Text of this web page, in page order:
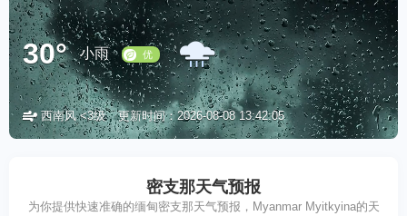
30° 小雨
优
西南风 <3级 更新时间：2026-08-08 13:42:05
密支那天气预报
为你提供快速准确的缅甸密支那天气预报，Myanmar Myitkyina的天